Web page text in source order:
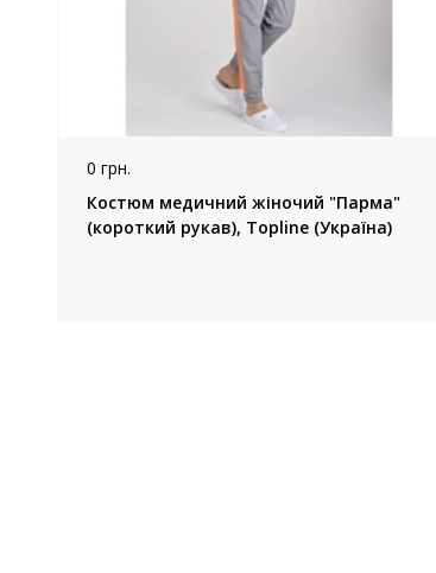
0 грн.
Костюм медичний жіночий "Парма"
(короткий рукав), Topline (Україна)